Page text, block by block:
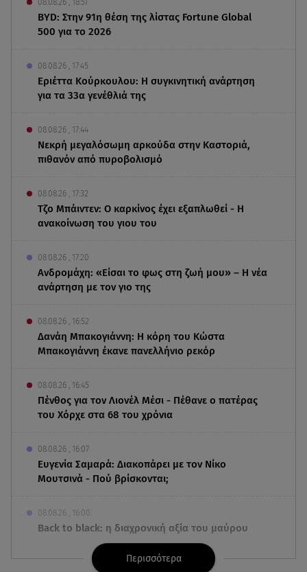
BYD: Στην 91η θέση της λίστας Fortune Global
500 για το 2026
08.08.26 , 17:45
Εριέττα Κούρκουλου: Η συγκινητική ανάρτηση
για τα 33α γενέθλιά της
08.08.26 , 17:44
Νεκρή μεγαλόσωμη αρκούδα στην Καστοριά,
πιθανόν από πυροβολισμό
08.08.26 , 17:32
Τζο Μπάιντεν: Ο καρκίνος έχει εξαπλωθεί - Η
ανακοίνωση του γιου του
08.08.26 , 17:20
Ανδρομάχη: «Είσαι το φως στη ζωή μου» – Η νέα
ανάρτηση με τον γιο της
08.08.26 , 16:52
Δανάη Μπακογιάννη: Η κόρη του Κώστα
Μπακογιάννη έκανε πανελλήνιο ρεκόρ
08.08.26 , 16:45
Πένθος για τον Λιονέλ Μέσι - Πέθανε ο πατέρας
του Χόρχε στα 68 του χρόνια
08.08.26 , 16:07
Ευγενία Σαμαρά: Διακοπάρει με τον Νίκο
Μουτσινά - Πού βρίσκονται;
08.08.26 , 16:00
Back to black: η διαχρονική αξία του μαύρου
στην καλοκαιρινή γκαρνταρόμπα
Περισσότερα